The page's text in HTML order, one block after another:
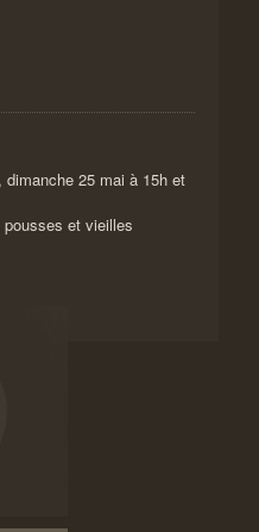
25 mai à 15h et
et vieilles